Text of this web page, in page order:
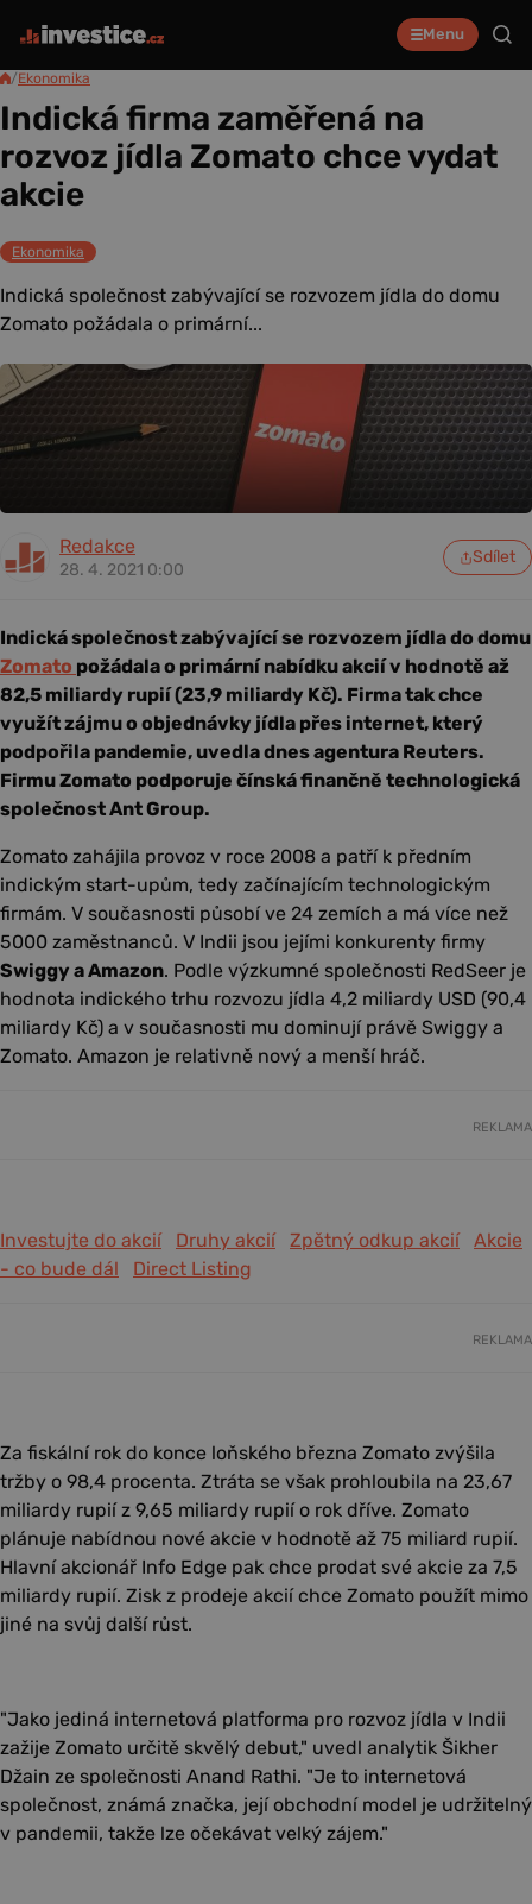
Menu
/Ekonomika
Indická firma zaměřená na
rozvoz jídla Zomato chce vydat
akcie
Ekonomika
Indická společnost zabývající se rozvozem jídla do domu
Zomato požádala o primární...
Redakce
28. 4. 2021 0:00
Sdílet
Indická společnost zabývající se rozvozem jídla do domu
Zomato požádala o primární nabídku akcií v hodnotě až
82,5 miliardy rupií (23,9 miliardy Kč). Firma tak chce
využít zájmu o objednávky jídla přes internet, který
podpořila pandemie, uvedla dnes agentura Reuters.
Firmu Zomato podporuje čínská finančně technologická
společnost Ant Group.
Zomato zahájila provoz v roce 2008 a patří k předním
indickým start-upům, tedy začínajícím technologickým
firmám. V současnosti působí ve 24 zemích a má více než
5000 zaměstnanců. V Indii jsou jejími konkurenty firmy
Swiggy a Amazon. Podle výzkumné společnosti RedSeer je
hodnota indického trhu rozvozu jídla 4,2 miliardy USD (90,4
miliardy Kč) a v současnosti mu dominují právě Swiggy a
Zomato. Amazon je relativně nový a menší hráč.
REKLAMA
Investujte do akcií Druhy akcií Zpětný odkup akcií
Akcie
- co bude dál
Direct Listing
REKLAMA
Za fiskální rok do konce loňského března Zomato zvýšila
tržby o 98,4 procenta. Ztráta se však prohloubila na 23,67
miliardy rupií z 9,65 miliardy rupií o rok dříve. Zomato
plánuje nabídnou nové akcie v hodnotě až 75 miliard rupií.
Hlavní akcionář Info Edge pak chce prodat své akcie za 7,5
miliardy rupií. Zisk z prodeje akcií chce Zomato použít mimo
jiné na svůj další růst.
"Jako jediná internetová platforma pro rozvoz jídla v Indii
zažije Zomato určitě skvělý debut," uvedl analytik Šikher
Džain ze společnosti Anand Rathi. "Je to internetová
společnost, známá značka, její obchodní model je udržitelný
v pandemii, takže lze očekávat velký zájem."